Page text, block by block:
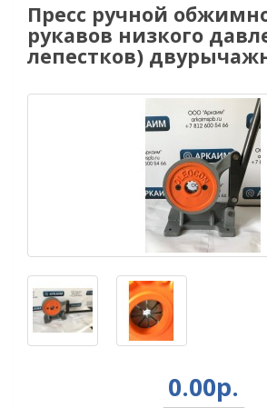
Пресс ручной
рукавов низкого
лепестков)
0.00р.